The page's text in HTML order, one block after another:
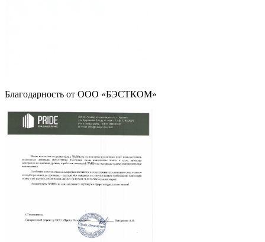
Благодарность от ООО «БЭСТКОМ»